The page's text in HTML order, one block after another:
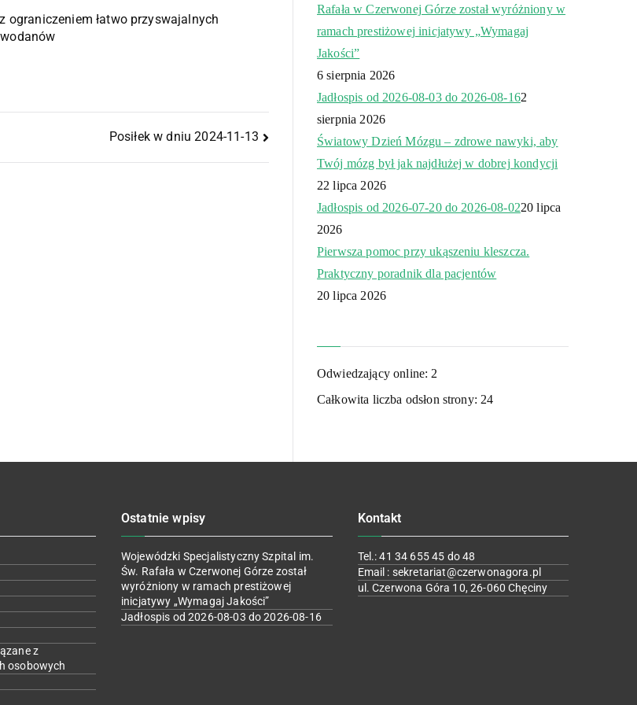
ograniczeniem łatwo przyswajalnych
Posiłek w dniu 2024-11-13
Rafała w Czerwonej Górze został wyróżniony w
ramach prestiżowej inicjatywy „Wymagaj
Jakości”
6 sierpnia 2026
Jadłospis od 2026-08-03 do 2026-08-162
sierpnia 2026
Światowy Dzień Mózgu – zdrowe nawyki, aby
Twój mózg był jak najdłużej w dobrej kondycji
22 lipca 2026
Jadłospis od 2026-07-20 do 2026-08-0220 lipca
2026
Pierwsza pomoc przy ukąszeniu kleszcza.
Praktyczny poradnik dla pacjentów
20 lipca 2026
Odwiedzający online: 2
Całkowita liczba odsłon strony: 24
z
osobowych
Ostatnie wpisy
Wojewódzki Specjalistyczny Szpital im.
Św. Rafała w Czerwonej Górze został
wyróżniony w ramach prestiżowej
inicjatywy „Wymagaj Jakości”
Jadłospis od 2026-08-03 do 2026-08-16
Kontakt
Tel.: 41 34 655 45 do 48
Email : sekretariat@czerwonagora.pl
ul. Czerwona Góra 10, 26-060 Chęciny